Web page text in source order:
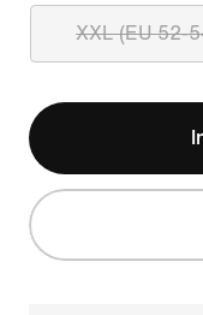
XXL (EU 52-